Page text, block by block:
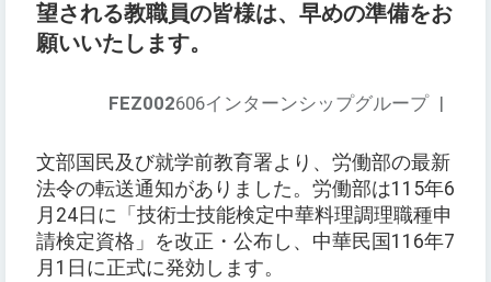
望される教職員の皆様は、早めの準備をお
願いいたします。
FEZ002606インターンシップグループ |
文部国民及び就学前教育署より、労働部の最新
法令の転送通知がありました。労働部は115年6
月24日に「技術士技能検定中華料理調理職種申
請検定資格」を改正・公布し、中華民国116年7
月1日に正式に発効します。